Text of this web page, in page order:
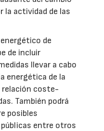
la actividad de las
de
de incluir
llevar a cabo
energética de la
relación coste-
También podrá
posibles
entre otros